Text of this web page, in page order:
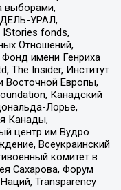
выборами,
УРАЛ,
IStories fonds,
Отношений,
имени Генриха
The Insider, Институт
Восточной Европы,
Канадский
Лорье,
Канады,
центр им Вудро
Всеукраинский
комитет в
Сахарова, Форум
Transparеncy